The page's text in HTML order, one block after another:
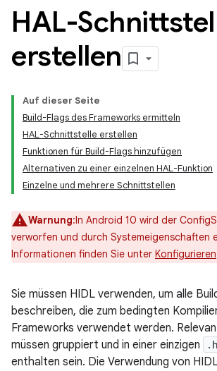
HAL-
erstellen
Auf dieser Seite
Build-Flags des Frameworks ermitteln
HAL-Schnittstelle erstellen
Funktionen für Build-Flags hinzufügen
Alternativen zu einer einzelnen HAL-Funktion
Einzelne und mehrere Schnittstellen
Warnung:In Android 10 wird der
verworfen und durch Systemeigenschaften
Informationen finden Sie unter Konfigurieren
Sie müssen HIDL verwenden, um alle
beschreiben, die zum bedingten
Frameworks verwendet werden.
müssen gruppiert und in einer einzigen
enthalten sein. Die Verwendung von